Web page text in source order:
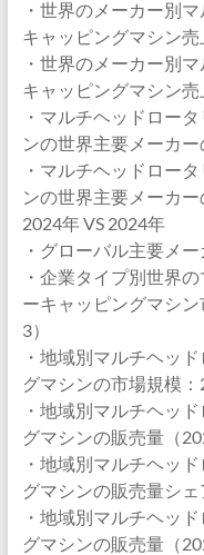
・世界のメーカー別
キャッピングマシン売
・世界のメーカー別
キャッピングマシン売
・マルチヘッドロー
ンの世界主要メーカ
・マルチヘッドロー
ンの世界主要メーカ
2024年 VS 2024年
・グローバル主要メ
・企業タイプ別世界
ーキャッピングマシ
3）
・地域別マルチヘッ
グマシンの市場規模：
・地域別マルチヘッ
グマシンの販売量（
・地域別マルチヘッ
グマシンの販売量シェ
・地域別マルチヘッ
グマシンの販売量（